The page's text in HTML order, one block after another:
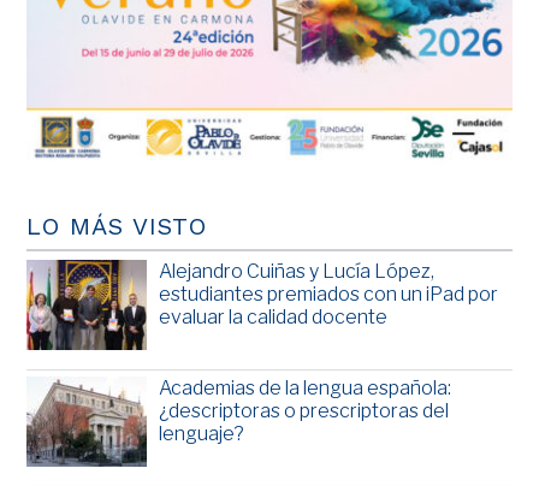
LO MÁS VISTO
Alejandro Cuiñas y Lucía López,
estudiantes premiados con un iPad por
evaluar la calidad docente
Academias de la lengua española:
¿descriptoras o prescriptoras del
lenguaje?